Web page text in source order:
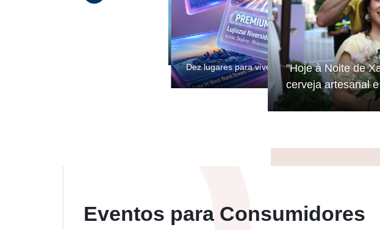
11 eventos de Verão em Xangai que você não vai
querer perder
Dez lugares para vivenciar Xangai à noite
"Hoje à Noite de Xangai" esquenta com feiras,
cerveja artesanal e gastronomia de rua
Principais
"Hoje à Noite de Xangai" esquenta com feiras,
cerveja artesanal e gastronomia de rua
Eventos para Consumidores